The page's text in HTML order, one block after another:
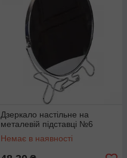
Дзеркало настільне на
металевій підставці №6
Немає в наявності